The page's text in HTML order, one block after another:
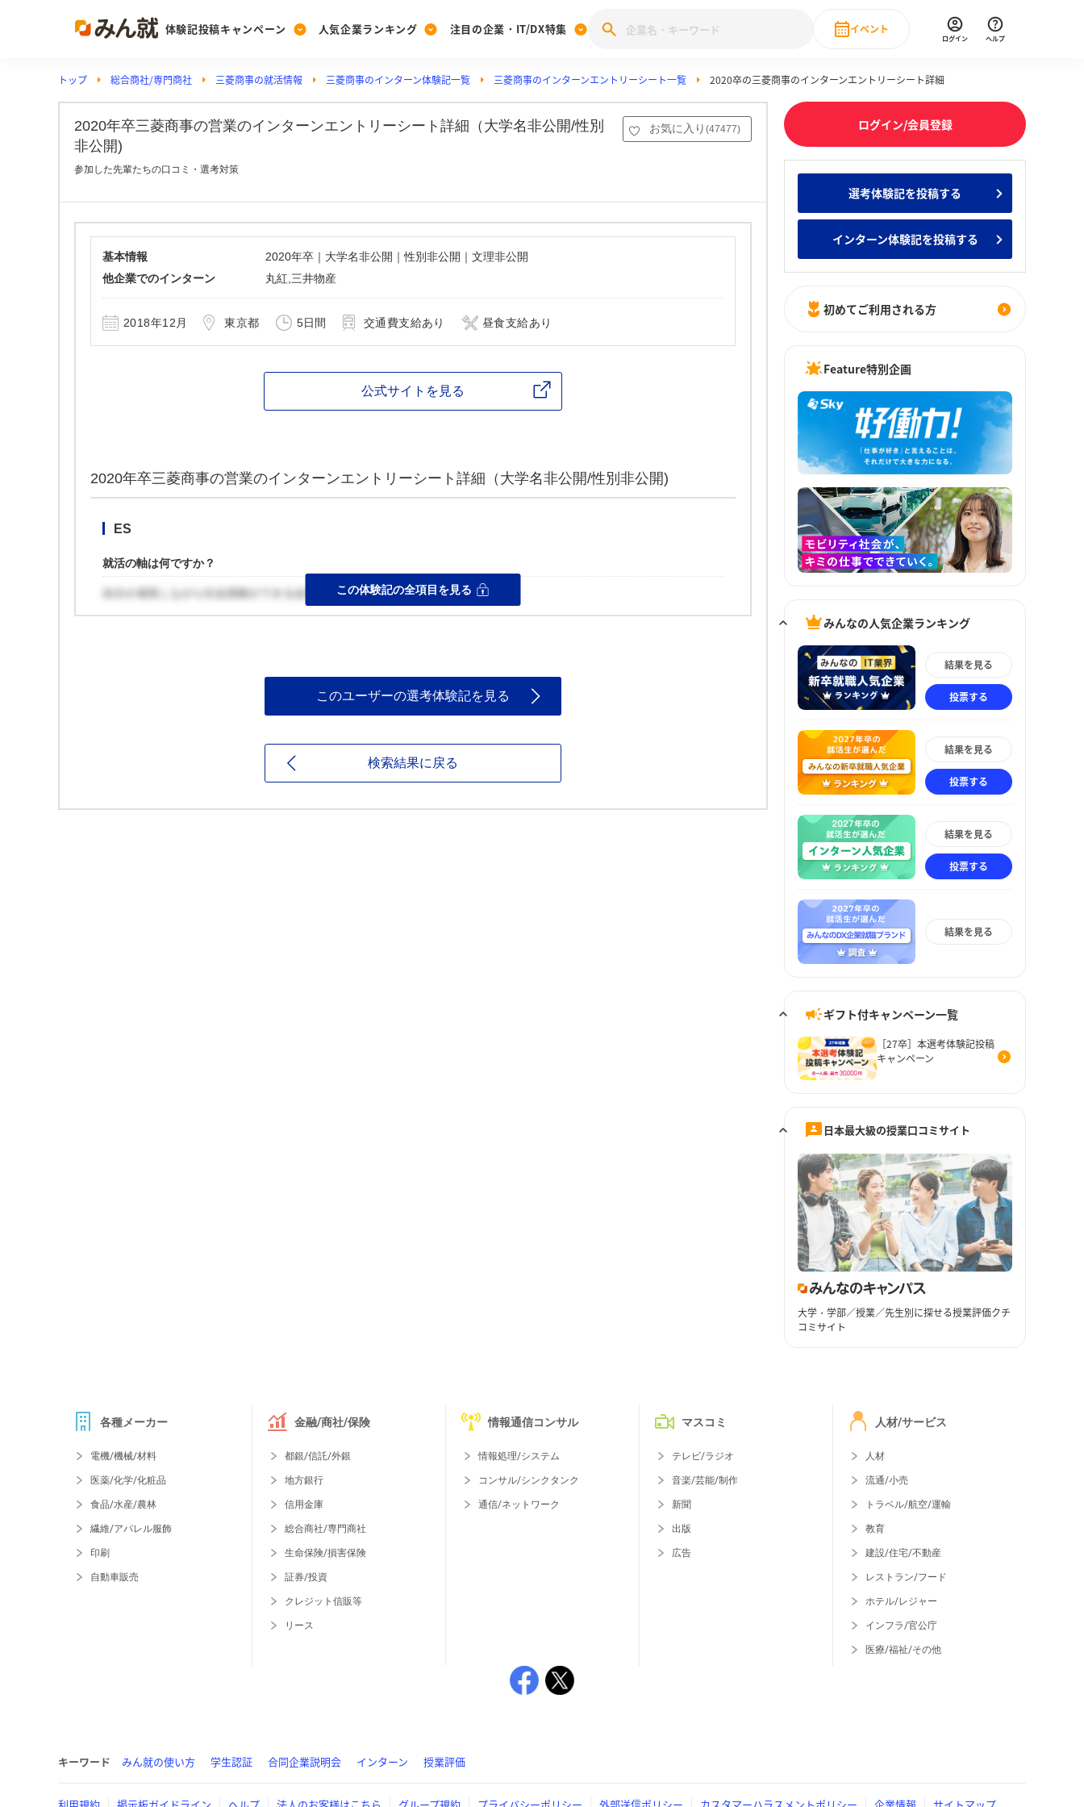
体験記投稿キャンペーン
Post
投稿する
[27卒] 本選考体験記投稿キャンペーン
人気企業ランキング
Ranking
ランキングを見る
みんなのDX企業就職ブランド調査
Vote みんなの新卒就職人気企業ランキング みんなのインターン人気企業ランキ
注目の企業・IT/DX特集
PickUp
注目の企業特集
28卒 IT・DX現場社員インタビュー
動画で知ろう！業界・企業研究
イベント
Event
直近のイベント一覧
ログイン ヘルプ
トップ 総合商社/専門商社 三菱商事の就活情報 三菱商事のインターン体験記一覧 三菱商事のインターンエントリーシート一覧 2020卒の三菱商事のインターンエントリーシート詳細
2020年卒三菱商事の営業のインターンエントリーシート詳細（大学名非公開/性別
非公開)
お気に入り (47477)
参加した先輩たちの口コミ・選考対策
基本情報
2020年卒｜大学名非公開｜性別非公開｜文理非公開
他企業でのインターン
丸紅,三井物産
2018年12月 東京都 5日間 交通費支給あり 昼食支給あり
公式サイトを見る
2020年卒三菱商事の営業のインターンエントリーシート詳細（大学名非公開/性別非公開)
ES
就活の軸は何ですか？
自分が成長しながら社会貢献ができる会社 この体験記の全項目を見る
このユーザーの選考体験記を見る
検索結果に戻る
ログイン/会員登録
選考体験記を投稿する
インターン体験記を投稿する
初めてご利用される方
Feature特別企画
みんなの人気企業ランキング
結果を見る
投票する
結果を見る
投票する
結果を見る
投票する
結果を見る
ギフト付キャンペーン一覧
［27卒］本選考体験記投稿
キャンペーン
日本最大級の授業口コミサイト
大学・学部／授業／先生別に探せる授業評価クチ
コミサイト
各種メーカー
電機/機械/材料
医薬/化学/化粧品
食品/水産/農林
繊維/アパレル服飾
印刷
自動車販売
金融/商社/保険
都銀/信託/外銀
地方銀行
信用金庫
総合商社/専門商社
生命保険/損害保険
証券/投資
クレジット信販等
リース
情報通信コンサル
情報処理/システム
コンサル/シンクタンク
通信/ネットワーク
マスコミ
テレビ/ラジオ
音楽/芸能/制作
新聞
出版
広告
人材/サービス
人材
流通/小売
トラベル/航空/運輸
教育
建設/住宅/不動産
レストラン/フード
ホテル/レジャー
インフラ/官公庁
医療/福祉/その他
キーワード みん就の使い方 学生認証 合同企業説明会 インターン 授業評価